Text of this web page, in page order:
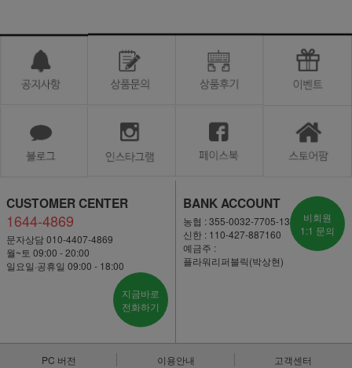
CUSTOMER CENTER
1644-4869
문자상담 010-4407-4869
월~토 09:00 - 20:00
일요일·공휴일 09:00 - 18:00
지금바로
전화하기
BANK ACCOUNT
농협 : 355-0032-7705-13
신한 : 110-427-887160
예금주 :
플라워리퍼블릭(박상현)
비회원
1:1 문의
PC 버전 이용안내 고객센터